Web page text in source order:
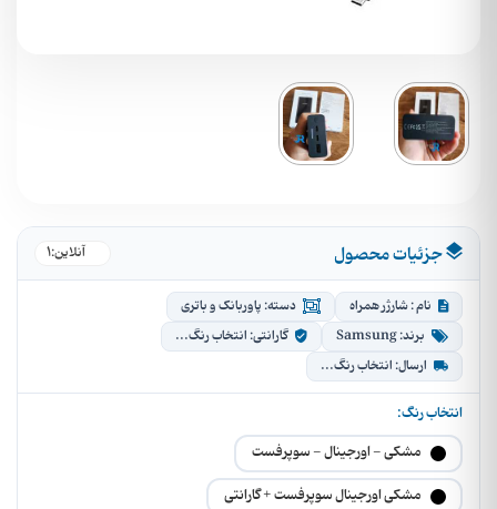
جزئیات محصول آنلاین:1
نام : شارژر همراه
دسته: پاوربانک و باتری
برند: Samsung
گارانتی: انتخاب رنگ...
ارسال: انتخاب رنگ...
انتخاب رنگ:
مشکی - اورجینال - سوپرفست
مشکی اورجینال سوپرفست + گارانتی